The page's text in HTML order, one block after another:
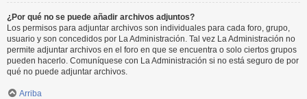
¿Por qué no se puede añadir archivos adjuntos?
Los permisos para adjuntar archivos son individuales para cada foro, grupo,
usuario y son concedidos por La Administración. Tal vez La Administración no
permite adjuntar archivos en el foro en que se encuentra o solo ciertos grupos
pueden hacerlo. Comuníquese con La Administración si no está seguro de por
qué no puede adjuntar archivos.
Arriba